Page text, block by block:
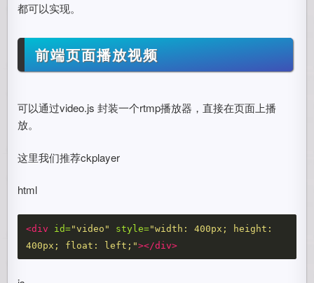
都可以实现。
前端页面播放视频
可以通过video.js 封装一个rtmp播放器，直接在页面上播
放。
这里我们推荐ckplayer
html
<div id="video" style="width: 400px; height:
400px; float: left;"></div>